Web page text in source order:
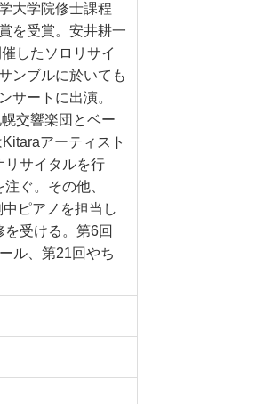
大学院修士課程
を受賞。安井耕一
したソロリサイ
ンブルに於いても
サートに出演。
交響楽団とベー
アーティスト
リサイタルを行
ぐ。その他、
ピアノを担当し
受ける。第6回
ル、第21回やち